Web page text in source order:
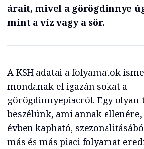
árait, mivel a görögdinnye
mint a víz vagy a sör.
A KSH adatai a folyamatok
mondanak el igazán sokat a
görögdinnyepiacról. Egy
beszélünk, ami annak ellenére,
évben kapható,
más és más piaci folyamat